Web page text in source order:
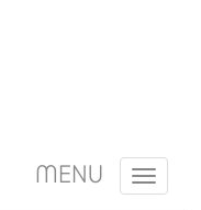
MENU